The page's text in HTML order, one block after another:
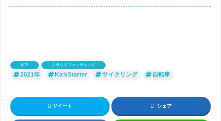
ギア クラウドファンディング
2021年 KickStarter サイクリング 自転車
ツイート シェア